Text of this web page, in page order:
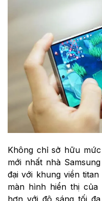
Không chỉ sở hữu
mới nhất nhà
đại với khung viền
màn hình hiển thị